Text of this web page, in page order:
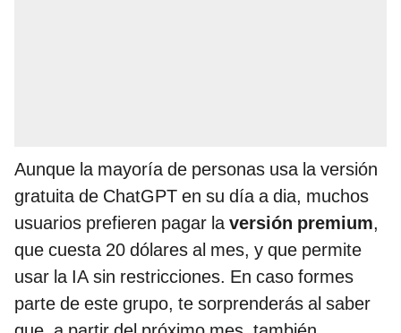
Aunque la mayoría de personas usa la versión
gratuita de ChatGPT en su día a dia, muchos
usuarios prefieren pagar laversión premium,
que cuesta 20 dólares al mes, y que permite
usar la IA sin restricciones. En caso formes
parte de este grupo, te sorprenderás al saber